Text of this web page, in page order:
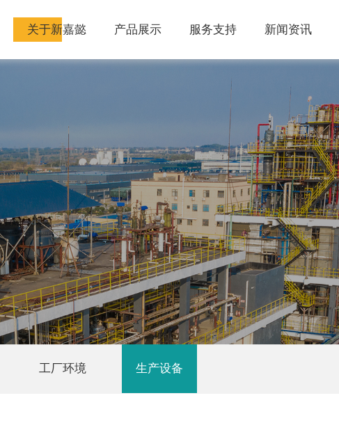
关于新嘉懿 产品展示 服务支持 新闻资讯
工厂环境 生产设备